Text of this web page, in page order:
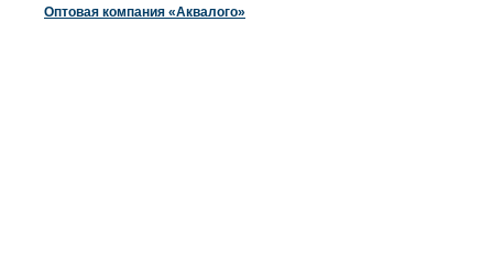
Оптовая компания «Аквалого»